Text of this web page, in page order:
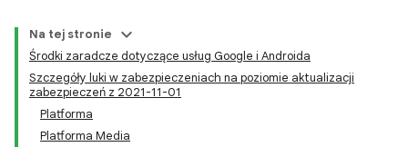
Na tej stronie
Środki zaradcze dotyczące usług Google i Androida
Szczegóły luki w zabezpieczeniach na poziomie aktualizacji
zabezpieczeń z 2021-11-01
Platforma
Platforma Media